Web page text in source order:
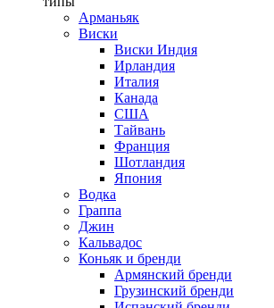
Арманьяк
Виски
Виски Индия
Ирландия
Италия
Канада
США
Тайвань
Франция
Шотландия
Япония
Водка
Граппа
Джин
Кальвадос
Коньяк и бренди
Армянский бренди
Грузинский бренди